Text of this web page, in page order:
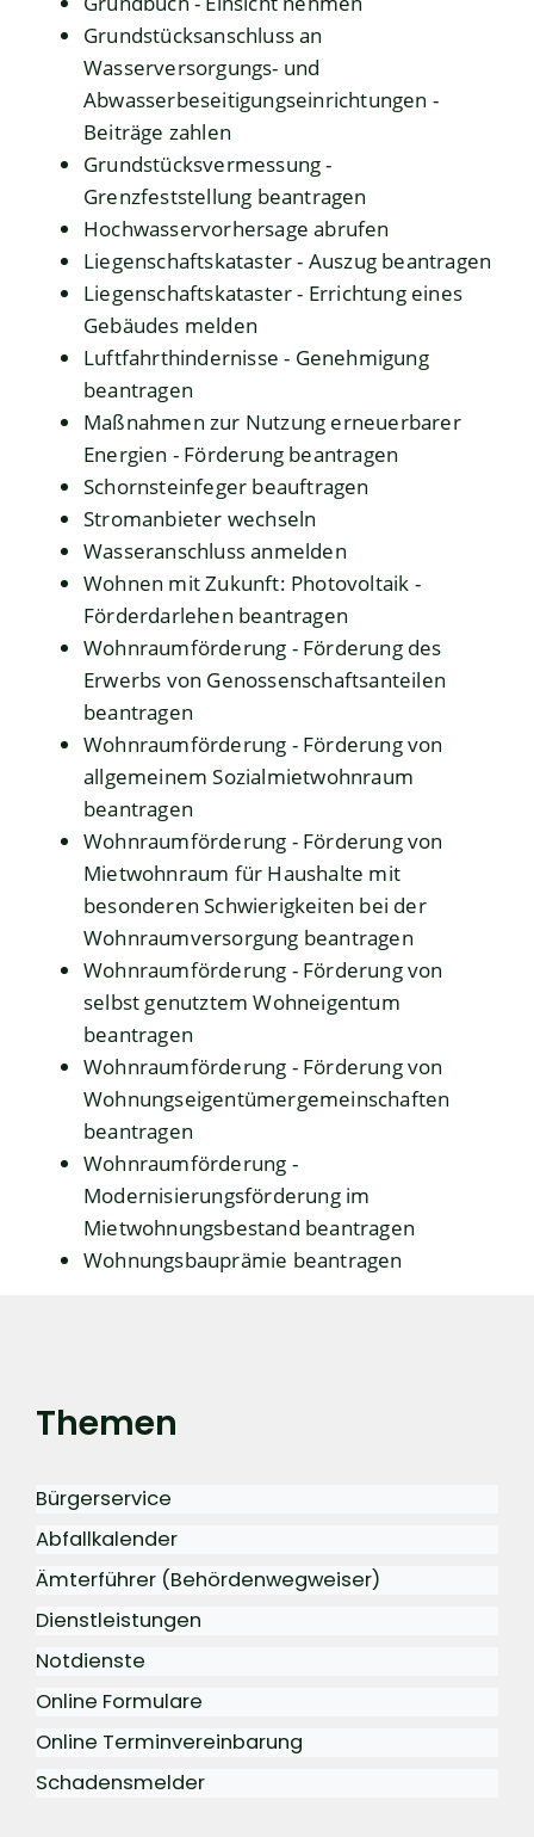
Grundstücksanschluss an
Wasserversorgungs- und
Abwasserbeseitigungseinrichtungen -
Beiträge zahlen
Grundstücksvermessung -
Grenzfeststellung beantragen
Hochwasservorhersage abrufen
Liegenschaftskataster - Auszug beantragen
Liegenschaftskataster - Errichtung eines
Gebäudes melden
Luftfahrthindernisse - Genehmigung
beantragen
Maßnahmen zur Nutzung erneuerbarer
Energien - Förderung beantragen
Schornsteinfeger beauftragen
Stromanbieter wechseln
Wasseranschluss anmelden
Wohnen mit Zukunft: Photovoltaik -
Förderdarlehen beantragen
Wohnraumförderung - Förderung des
Erwerbs von Genossenschaftsanteilen
beantragen
Wohnraumförderung - Förderung von
allgemeinem Sozialmietwohnraum
beantragen
Wohnraumförderung - Förderung von
Mietwohnraum für Haushalte mit
besonderen Schwierigkeiten bei der
Wohnraumversorgung beantragen
Wohnraumförderung - Förderung von
selbst genutztem Wohneigentum
beantragen
Wohnraumförderung - Förderung von
Wohnungseigentümergemeinschaften
beantragen
Wohnraumförderung -
Modernisierungsförderung im
Mietwohnungsbestand beantragen
Wohnungsbauprämie beantragen
Themen
Bürgerservice
Abfallkalender
Ämterführer (Behördenwegweiser)
Dienstleistungen
Notdienste
Online Formulare
Online Terminvereinbarung
Schadensmelder